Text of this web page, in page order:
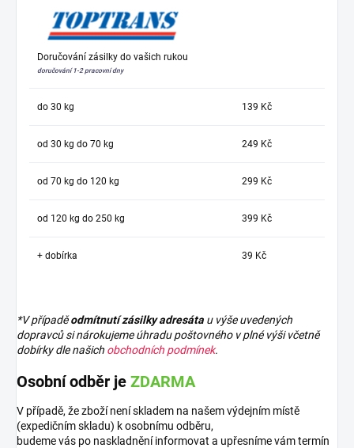
Doručování zásilky do vašich rukou
doručování 1-2 pracovní dny
do 30 kg 139 Kč
od 30 kg do 70 kg 249 Kč
od 70 kg do 120 kg 299 Kč
od 120 kg do 250 kg 399 Kč
+ dobírka 39 Kč
*V případěodmítnutí zásilky adresáta u výše uvedených
dopravců si nárokujeme úhradu poštovného v plné výši včetně
dobírky dle našich obchodních podmínek.
Osobní odběr je ZDARMA
V případě, že zboží není skladem na našem výdejním místě
(expedičním skladu) k osobnímu odběru,
budeme vás po naskladnění informovat a upřesníme vám termín